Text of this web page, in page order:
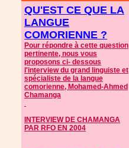
QU'EST CE QUE LA
LANGUE
COMORIENNE ?
Pour répondre à cette question
pertinente, nous vous
proposons ci- dessous
l'interview du grand linguiste et
spécialiste de la langue
comorienne, Mohamed-Ahmed
Chamanga
INTERVIEW DE CHAMANGA
PAR RFO EN 2004